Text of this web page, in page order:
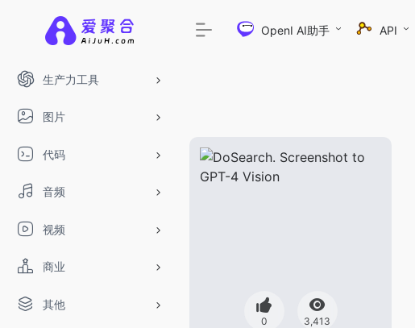
生产力工具
图片
代码
音频
视频
商业
其他
OpenI AI助手 API
0 3,413